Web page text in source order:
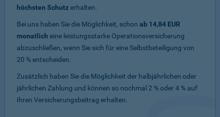
höchsten Schutzerhalten.
Bei uns haben Sie die Möglichkeit, schon ab 14,84 EUR
monatlich eine leistungsstarke Operationsversicherung
abzuschließen, wenn Sie sich für eine Selbstbeteiligung von
20 % entscheiden.
Zusätzlich haben Sie die Möglichkeit der halbjährlichen oder
jährlichen Zahlung und können so nochmal 2 % oder 4 % auf
Ihren Versicherungsbeitrag erhalten.